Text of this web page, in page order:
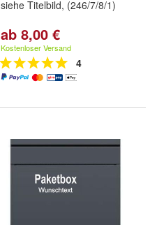
siehe Titelbild, (246/7/8/1)
ab 8,00 €
Kostenloser Versand
4